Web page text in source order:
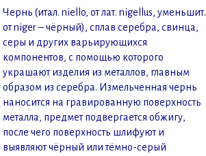
Чернь (итал. niello, от лат. nigellus, уменьшит.
от niger – чёрный), сплав серебра, свинца,
серы и других варьирующихся
компонентов, с помощью которого
украшают изделия из металлов, главным
образом из серебра. Измельченная чернь
наносится на гравированную поверхность
металла, предмет подвергается обжигу,
после чего поверхность шлифуют и
выявляют чёрный или тёмно-серый